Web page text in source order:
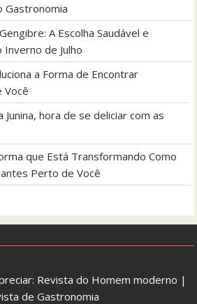
Gastronomia
A Escolha Saudável e
Inverno de Julho
a Forma de Encontrar
Você
Junina, hora de se deliciar com as
que Está Transformando Como
Perto de Você
Revista do Homem moderno |
de Gastronomia